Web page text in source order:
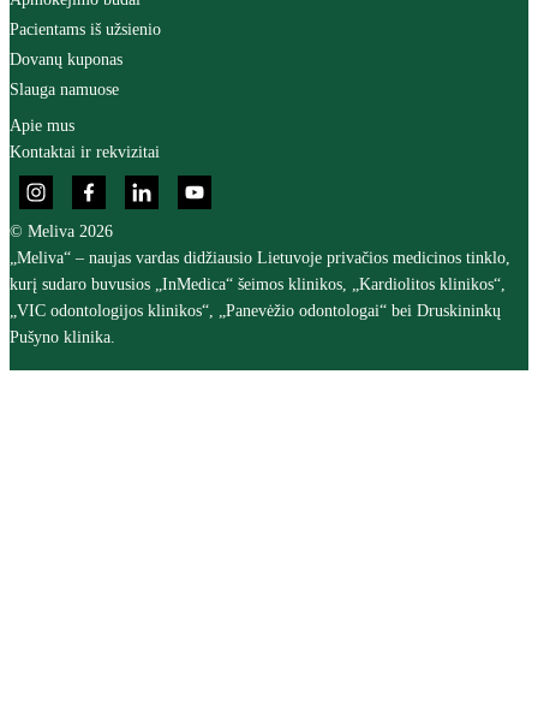
Pacientams iš užsienio
Dovanų kuponas
Slauga namuose
Apie mus
Kontaktai ir rekvizitai
© Meliva 2026
„Meliva“ – naujas vardas didžiausio Lietuvoje privačios medicinos tinklo,
kurį sudaro buvusios „InMedica“ šeimos klinikos, „Kardiolitos klinikos“,
„VIC odontologijos klinikos“, „Panevėžio odontologai“ bei Druskininkų
Pušyno klinika.